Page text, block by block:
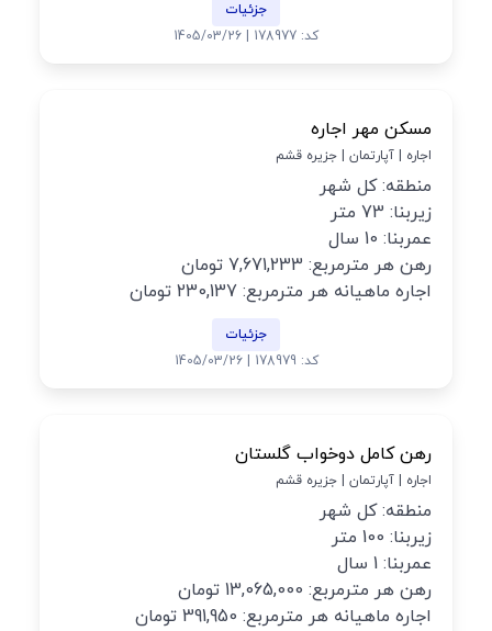
جزئیات
کد: 178977 | 1405/03/26
مسکن مهر اجاره
اجاره | آپارتمان | جزیره قشم
منطقه: کل شهر
زیربنا: 73 متر
عمربنا: 10 سال
رهن هر مترمربع: 7,671,233 تومان
اجاره ماهیانه هر مترمربع: 230,137 تومان
جزئیات
کد: 178979 | 1405/03/26
رهن کامل دوخواب گلستان
اجاره | آپارتمان | جزیره قشم
منطقه: کل شهر
زیربنا: 100 متر
عمربنا: 1 سال
رهن هر مترمربع: 13,065,000 تومان
اجاره ماهیانه هر مترمربع: 391,950 تومان